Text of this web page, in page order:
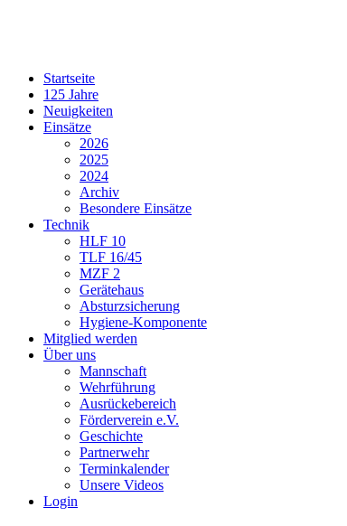
Startseite
125 Jahre
Neuigkeiten
Einsätze
2026
2025
2024
Archiv
Besondere Einsätze
Technik
HLF 10
TLF 16/45
MZF 2
Gerätehaus
Absturzsicherung
Hygiene-Komponente
Mitglied werden
Über uns
Mannschaft
Wehrführung
Ausrückebereich
Förderverein e.V.
Geschichte
Partnerwehr
Terminkalender
Unsere Videos
Login